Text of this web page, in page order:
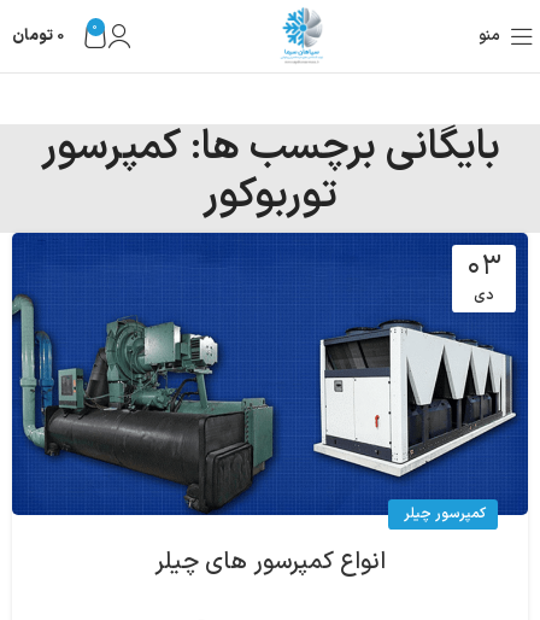
منو 0
0 تومان
بایگانی برچسب ها: کمپرسور
توربوکور
۰۳
دی
کمپرسور چیلر
انواع کمپرسور های چیلر